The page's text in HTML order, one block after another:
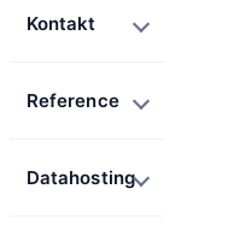
Kontakt
Reference
Datahosting